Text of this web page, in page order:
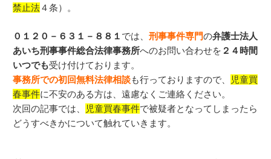
禁止法４条）。
０１２０－６３１－８８１ では、刑事事件専門の弁護士法人
あいち刑事事件総合法律事務所へのお問い合わせを ２４時間
いつでも受け付けております。
事務所での初回無料法律相談も行っておりますので、
児童買
春事件に不安のある方は、遠慮なくご連絡ください。
次回の記事では、
児童買春事件で被疑者となってしまったら
どうすべきかについて触れていきます。